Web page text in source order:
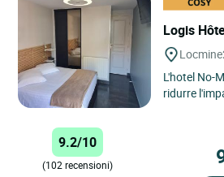
Logis
Locmine
L'hotel No-
ridurre
9.2/10
(102 recensioni)